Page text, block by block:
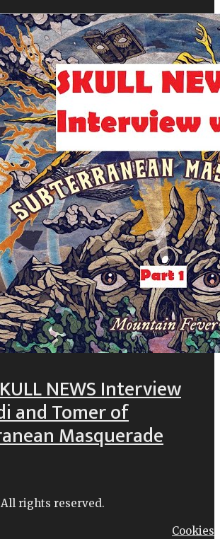
NEWS Interview
and Tomer of
Masquerade
rights reserved.
Cookies